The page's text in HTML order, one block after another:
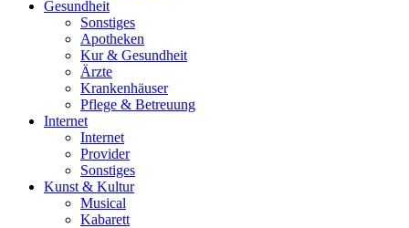
Gesundheit
Sonstiges
Apotheken
Kur & Gesundheit
Ärzte
Krankenhäuser
Pflege & Betreuung
Internet
Internet
Provider
Sonstiges
Kunst & Kultur
Musical
Kabarett